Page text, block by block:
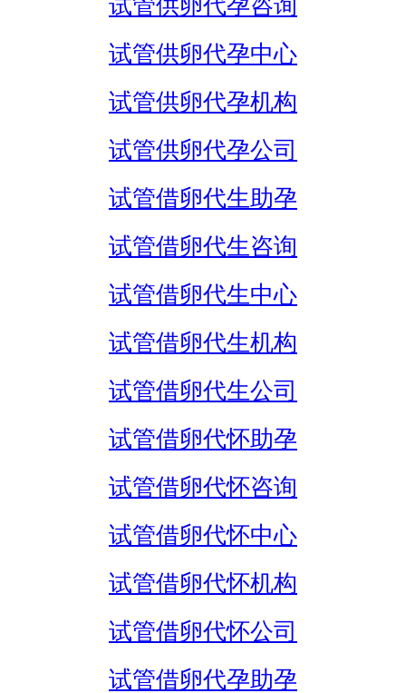
试管供卵代孕咨询
试管供卵代孕中心
试管供卵代孕机构
试管供卵代孕公司
试管借卵代生助孕
试管借卵代生咨询
试管借卵代生中心
试管借卵代生机构
试管借卵代生公司
试管借卵代怀助孕
试管借卵代怀咨询
试管借卵代怀中心
试管借卵代怀机构
试管借卵代怀公司
试管借卵代孕助孕